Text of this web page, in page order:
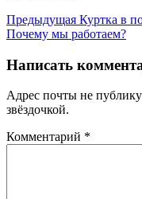
Предыдущая Куртка в
Почему мы работаем?
Написать
Адрес почты не
звёздочкой.
Комментарий *